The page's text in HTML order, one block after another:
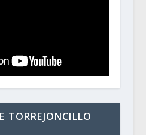
TORREJONCILLO